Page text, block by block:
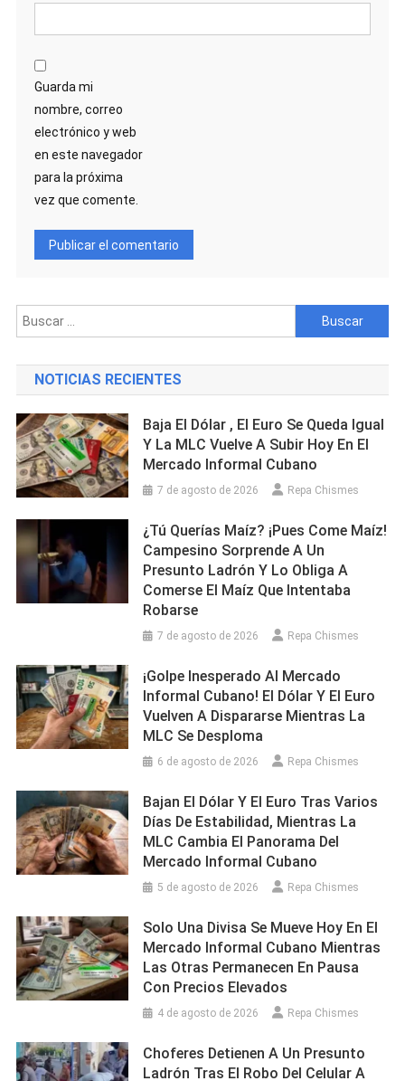
Guarda mi
nombre, correo
electrónico y web
en este navegador
para la próxima
vez que comente.
Buscar:
NOTICIAS RECIENTES
Baja El Dólar , El Euro Se Queda Igual
Y La MLC Vuelve A Subir Hoy En El
Mercado Informal Cubano
7 de agosto de 2026 Repa Chismes
¿Tú Querías Maíz? ¡Pues Come Maíz!
Campesino Sorprende A Un
Presunto Ladrón Y Lo Obliga A
Comerse El Maíz Que Intentaba
Robarse
7 de agosto de 2026 Repa Chismes
¡Golpe Inesperado Al Mercado
Informal Cubano! El Dólar Y El Euro
Vuelven A Dispararse Mientras La
MLC Se Desploma
6 de agosto de 2026 Repa Chismes
Bajan El Dólar Y El Euro Tras Varios
Días De Estabilidad, Mientras La
MLC Cambia El Panorama Del
Mercado Informal Cubano
5 de agosto de 2026 Repa Chismes
Solo Una Divisa Se Mueve Hoy En El
Mercado Informal Cubano Mientras
Las Otras Permanecen En Pausa
Con Precios Elevados
4 de agosto de 2026 Repa Chismes
Choferes Detienen A Un Presunto
Ladrón Tras El Robo Del Celular A